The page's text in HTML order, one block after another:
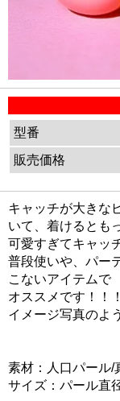
型番
販売価格
キャッチが大きな
いて、着けるとも
可愛すぎてキャッ
普段使いや、パー
こないアイテムで
オススメです！！
イメージ写真のよ
素材：人口パール/
サイズ：パール直